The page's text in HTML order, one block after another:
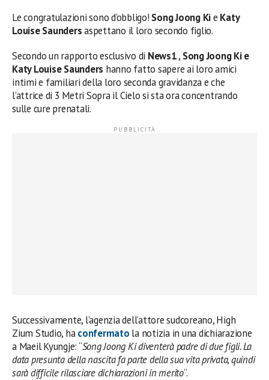
Le congratulazioni sono d’obbligo! Song Joong Kie Katy
Louise Saundersaspettano il loro secondo figlio.
Secondo un rapporto esclusivo di News1, Song Joong Ki e
Katy Louise Saunders hanno fatto sapere ai loro amici
intimi e familiari della loro seconda gravidanza e che
l’attrice di 3 Metri Sopra il Cielo si sta ora concentrando
sulle cure prenatali.
Successivamente, l’agenzia dell’attore sudcoreano, High
Zium Studio, haconfermato la notizia in una dichiarazione
a Maeil Kyungje: “Song Joong Ki diventerà padre di due figli. La
data presunta della nascita fa parte della sua vita privata, quindi
sarà difficile rilasciare dichiarazioni in merito“.